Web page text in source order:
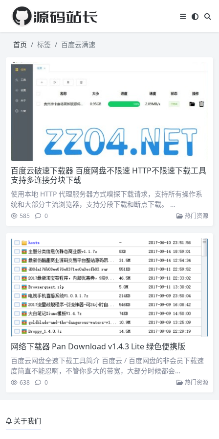
首页 标签 百度云满速
百度云破速下载器 百度网盘不限速 HTTP不限速下载工具
支持多连接分块下载
使用本地 HTTP 代理服务器方式嗅探下载请求，支持所有操作系
统和大部分主流浏览器，支持分段下载和断点下载。 …
585 0 热门资源
网络下载器 Pan Download v1.4.3 Lite 绿色便携版
百度云网盘全速下载工具简介 百度云 / 百度网盘的非会员下载速
度简直不能忍啊，不管你多大的带宽，大部分时候都会…
638 0 热门资源
关于我们